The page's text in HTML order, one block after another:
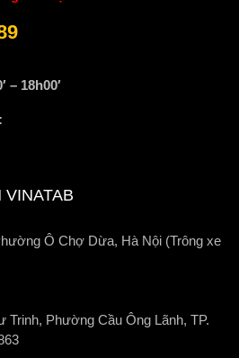
– 18h00′
VINATAB
Ô Chợ Dừa, Hà Nội (Trông xe
Trinh, Phường Cầu Ông Lãnh, TP.